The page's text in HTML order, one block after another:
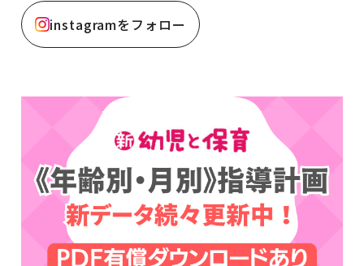
instagramをフォロー